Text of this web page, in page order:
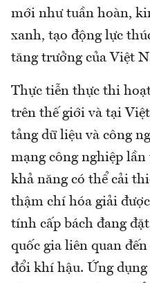
mới như tuần hoàn,
xanh, tạo động lực
tăng trưởng của Việt
Thực tiễn thực thi
trên thế giới và tại
tảng dữ liệu và công
mạng công nghiệp
khả năng có thể cải
thậm chí hóa giải
tính cấp bách đang
quốc gia liên quan
đổi khí hậu. Ứng dụng